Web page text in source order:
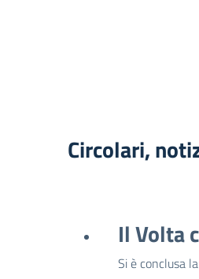
Circolari,
Il Volta
Si è conclusa